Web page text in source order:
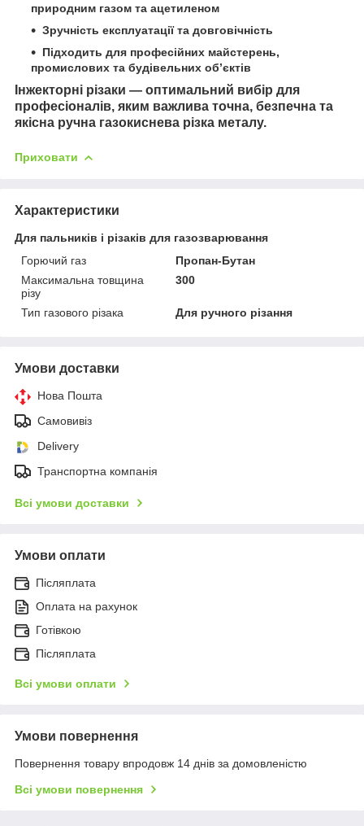
природним газом та ацетиленом
Зручність експлуатації та довговічність
Підходить для професійних майстерень,
промислових та будівельних об’єктів
Інжекторні різаки — оптимальний вибір для
професіоналів, яким важлива точна, безпечна та
якісна ручна газокиснева різка металу.
Приховати
Характеристики
Для пальників і різаків для газозварювання
Горючий газ
Пропан-Бутан
Максимальна товщина
різу
300
Тип газового різака Для ручного різання
Умови доставки
Нова Пошта
Самовивіз
Delivery
Транспортна компанія
Всі умови доставки
Умови оплати
Післяплата
Оплата на рахунок
Готівкою
Післяплата
Всі умови оплати
Умови повернення
Повернення товару впродовж 14 днів за домовленістю
Всі умови повернення